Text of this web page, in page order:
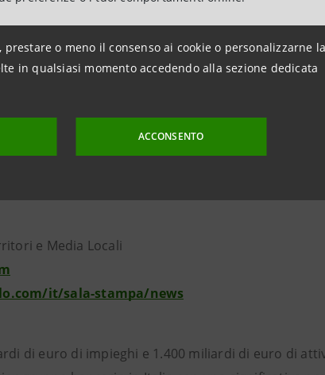
o meno il consenso ai cookie o personalizzarne la
in qualsiasi momento accedendo alla sezione dedicata
ACCONSENTO
il programma Up2Stars e i più importanti
alla missione negli USA, un percorso fitto di incontri
la crescita, anche a livello internazionale.”
e Media Locali
it/sala-stampa/news
di euro di impieghi e 1.400 miliardi di euro di